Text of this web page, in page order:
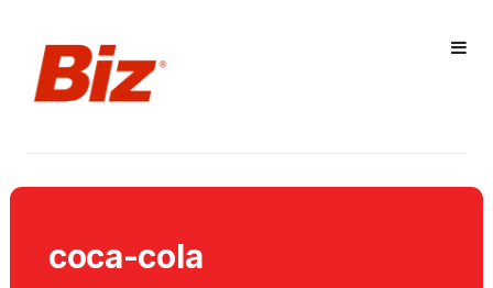
coca-cola